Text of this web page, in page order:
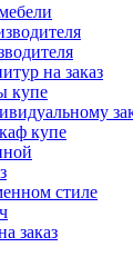
на заказ
купе
купе
стиле
заказ